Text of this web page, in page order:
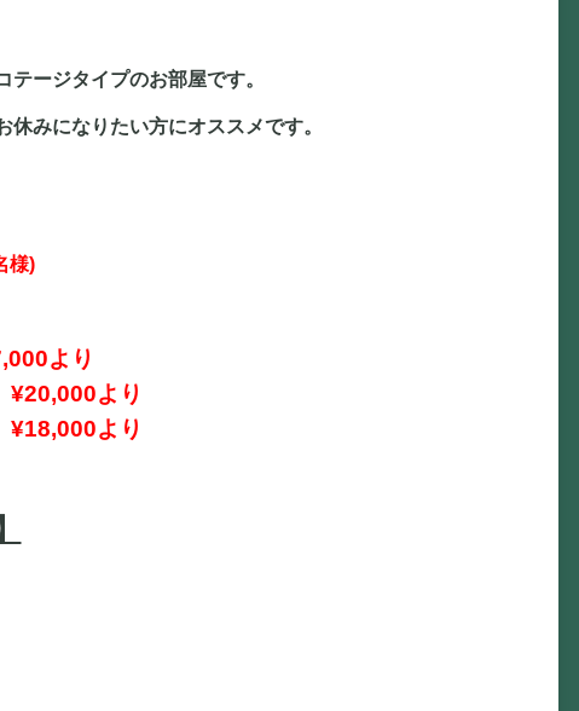
ージタイプのお部屋です。
みになりたい方にオススメです。
様)
より
より
より